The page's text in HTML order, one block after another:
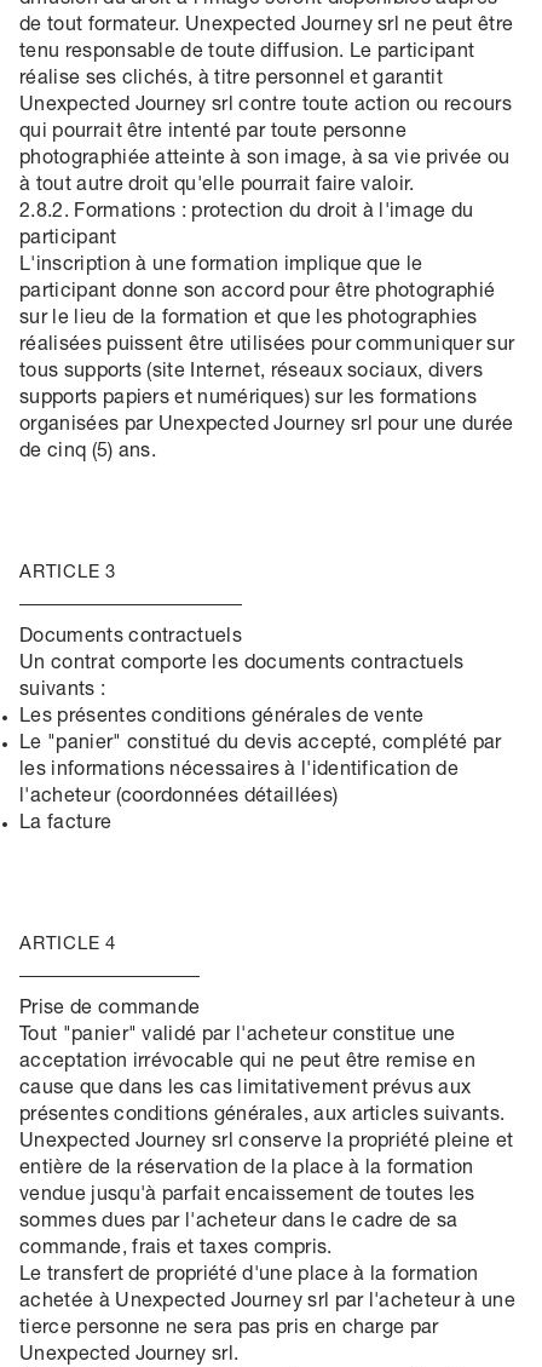
de tout formateur. Unexpected Journey srl ne peut être
tenu responsable de toute diffusion. Le participant
réalise ses clichés, à titre personnel et garantit
Unexpected Journey srl contre toute action ou recours
qui pourrait être intenté par toute personne
photographiée atteinte à son image, à sa vie privée ou
à tout autre droit qu'elle pourrait faire valoir.
2.8.2. Formations : protection du droit à l'image du
participant
L'inscription à une formation implique que le
participant donne son accord pour être photographié
sur le lieu de la formation et que les photographies
réalisées puissent être utilisées pour communiquer sur
tous supports (site Internet, réseaux sociaux, divers
supports papiers et numériques) sur les formations
organisées par Unexpected Journey srl pour une durée
de cinq (5) ans.
ARTICLE 3
Documents contractuels
Un contrat comporte les documents contractuels
suivants :
Les présentes conditions générales de vente
Le "panier" constitué du devis accepté, complété par
les informations nécessaires à l'identification de
l'acheteur (coordonnées détaillées)
La facture
ARTICLE 4
Prise de commande
Tout "panier" validé par l'acheteur constitue une
acceptation irrévocable qui ne peut être remise en
cause que dans les cas limitativement prévus aux
présentes conditions générales, aux articles suivants.
Unexpected Journey srl conserve la propriété pleine et
entière de la réservation de la place à la formation
vendue jusqu'à parfait encaissement de toutes les
sommes dues par l'acheteur dans le cadre de sa
commande, frais et taxes compris.
Le transfert de propriété d'une place à la formation
achetée à Unexpected Journey srl par l'acheteur à une
tierce personne ne sera pas pris en charge par
Unexpected Journey srl.